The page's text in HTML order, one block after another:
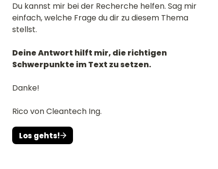
Du kannst mir bei der Recherche helfen. Sag mir
einfach, welche Frage du dir zu diesem Thema
stellst.
Deine Antwort hilft mir, die richtigen
Schwerpunkte im Text zu setzen.
Danke!
Rico von Cleantech Ing.
Los gehts!